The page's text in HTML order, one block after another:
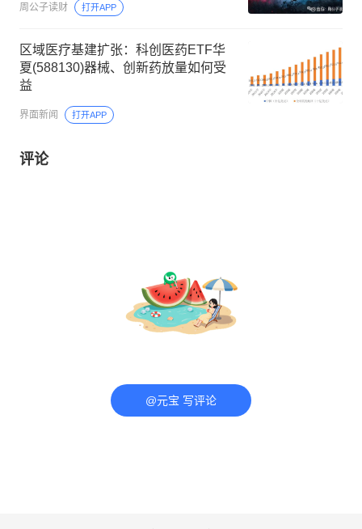
周公子读财 打开APP
区域医疗基建扩张：科创医药ETF华
夏(588130)器械、创新药放量如何受
益
界面新闻 打开APP
评论
@元宝 写评论